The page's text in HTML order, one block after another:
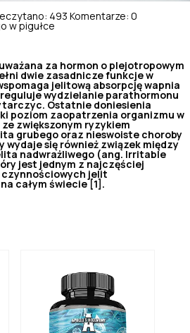
493 Komentarze: 0
w pigułce
za hormon o plejotropowym
dwie zasadnicze funkcje w
jelitową absorpcję wapnia
wydzielanie parathormonu
Ostatnie doniesienia
poziom zaopatrzenia organizmu w
zwiększonym ryzykiem
grubego oraz nieswoiste choroby
się również związek między
nadwrażliwego (ang. Irritable
jest jednym z najczęściej
jelit
całym świecie [1].